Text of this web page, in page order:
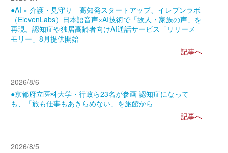
●AI × 介護・見守り 高知発スタートアップ、イレブンラボ
（ElevenLabs）日本語音声×AI技術で「故人・家族の声」を
再現。認知症や独居高齢者向けAI通話サービス「リリーメ
モリー」8月提供開始
記事へ
2026/8/6
●京都府立医科大学・行政ら23名が参画 認知症になって
も、「旅も仕事もあきらめない」を旅館から
記事へ
2026/8/5